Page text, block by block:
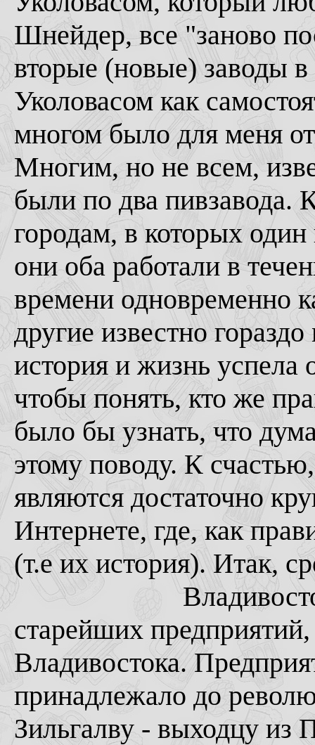
Шнейдер, все "заново
вторые (новые) заводы
Уколовасом как
многом было для меня
Многим, но не всем,
были по два пивзавода.
городам, в которых
они оба работали в
времени одновременно
другие известно
история и жизнь
чтобы понять, кто же
было бы узнать, что
этому поводу. К
являются достаточно
Интернете, где, как
(т.е их история).
Владивосток:
старейших
Владивостока.
принадлежало до
Зильгалву - выходцу